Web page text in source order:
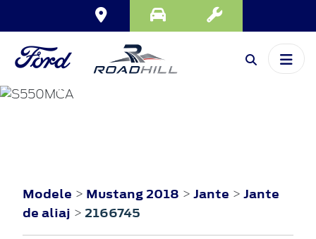
MUSTANG
Modele > Mustang 2018 > Jante > Jante
de aliaj > 2166745